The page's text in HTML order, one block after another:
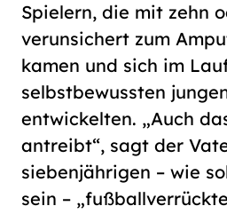
Spielern, die mit zehn
verunsichert zum
kamen und sich im
selbstbewussten
entwickelten. „Auch
antreibt“, sagt der
siebenjährigen – wie
sein –